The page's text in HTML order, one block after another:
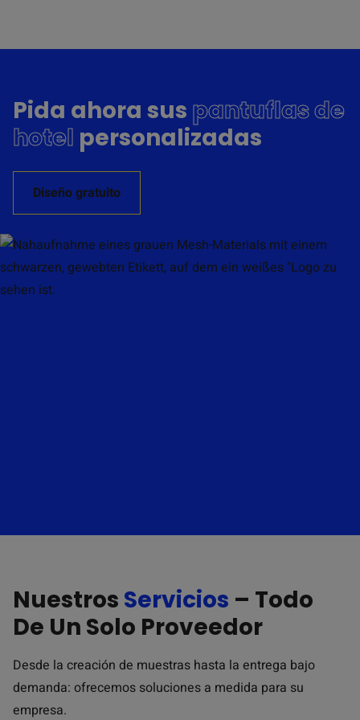
Pida ahora sus pantuflas de
hotel personalizadas
Diseño gratuito
Nuestros Servicios – Todo
De Un Solo Proveedor
Desde la creación de muestras hasta la entrega bajo
demanda: ofrecemos soluciones a medida para su
empresa.